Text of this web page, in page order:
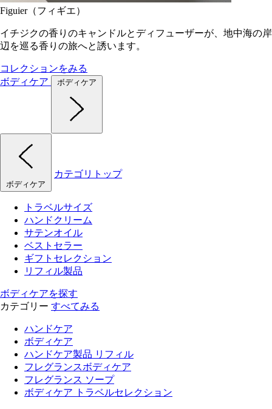
Figuier（フィギエ）
イチジクの香りのキャンドルとディフューザーが、地中海の岸
辺を巡る香りの旅へと誘います。
コレクションをみる
ボディケア
ボディケア
ボディケア
カテゴリトップ
トラベルサイズ
ハンドクリーム
サテンオイル
ベストセラー
ギフトセレクション
リフィル製品
ボディケアを探す
カテゴリー すべてみる
ハンドケア
ボディケア
ハンドケア製品 リフィル
フレグランスボディケア
フレグランス ソープ
ボディケア トラベルセレクション